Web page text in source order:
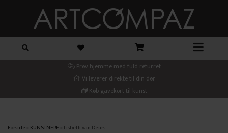
Prøv hjemme med fuld returret
Vi leverer direkte til din dør
Køb gavekort til kunst
Forside »KUNSTNERE »Lisbeth van Deurs